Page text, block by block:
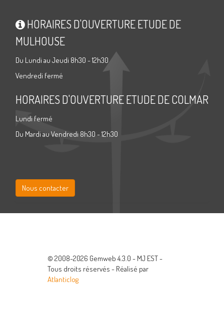
HORAIRES D'OUVERTURE ETUDE DE
MULHOUSE
Du Lundi au Jeudi 8h30 - 12h30
Vendredi fermé
HORAIRES D'OUVERTURE ETUDE DE COLMAR
Lundi fermé
Du Mardi au Vendredi 8h30 - 12h30
Nous contacter
© 2008-2026 Gemweb 4.3.0 - MJ EST -
Tous droits réservés - Réalisé par
Atlanticlog